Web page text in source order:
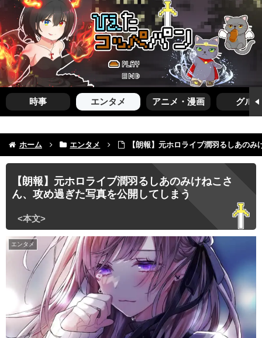
時事 エンタメ アニメ・漫画 グルメ
ホーム エンタメ 【朗報】元ホロライブ潤羽るしあの
【朗報】元ホロライブ潤羽るしあのみけねこさ
ん、攻め過ぎた写真を公開してしまう
エンタメ